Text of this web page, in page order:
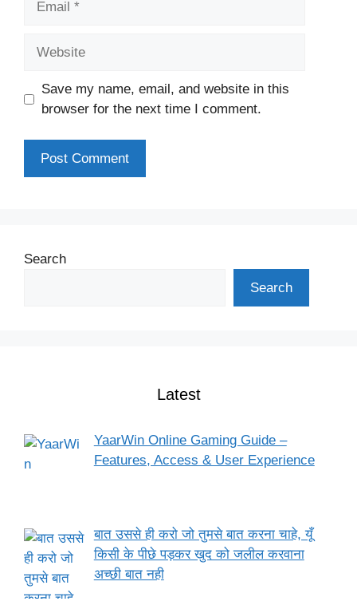
Save my name, email, and website in this
browser for the next time I comment.
Search
Search
Latest
YaarWin Online Gaming Guide –
Features, Access & User Experience
बात उससे ही करो जो तुमसे बात करना चाहे, यूँ
किसी के पीछे पड़कर खुद को जलील करवाना
अच्छी बात नही